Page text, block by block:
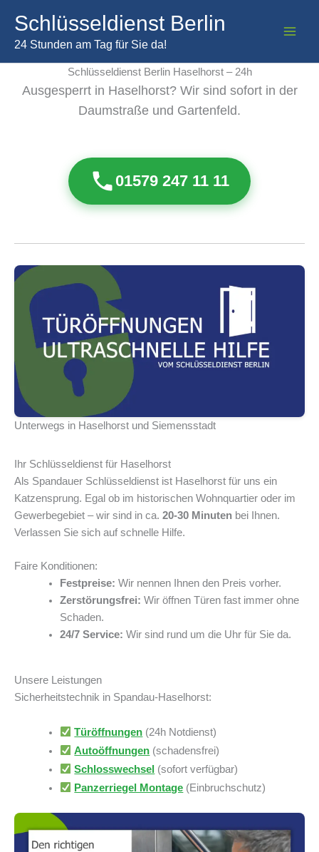
Inhalt
springen
Schlüsseldienst Berlin
24 Stunden am Tag für Sie da!
Schlüsseldienst Berlin Haselhorst – 24h
Ausgesperrt in Haselhorst? Wir sind sofort in der
Daumstraße und Gartenfeld.
01579 247 11 11
Unterwegs in Haselhorst und Siemensstadt
Ihr Schlüsseldienst für Haselhorst
Als Spandauer Schlüsseldienst ist Haselhorst für uns ein
Katzensprung. Egal ob im historischen Wohnquartier oder im
Gewerbegebiet – wir sind in ca. 20-30 Minuten bei Ihnen.
Verlassen Sie sich auf schnelle Hilfe.
Faire Konditionen:
Festpreise: Wir nennen Ihnen den Preis vorher.
Zerstörungsfrei: Wir öffnen Türen fast immer ohne
Schaden.
24/7 Service: Wir sind rund um die Uhr für Sie da.
Unsere Leistungen
Sicherheitstechnik in Spandau-Haselhorst:
Türöffnungen (24h Notdienst)
Autoöffnungen (schadensfrei)
Schlosswechsel (sofort verfügbar)
Panzerriegel Montage (Einbruchschutz)